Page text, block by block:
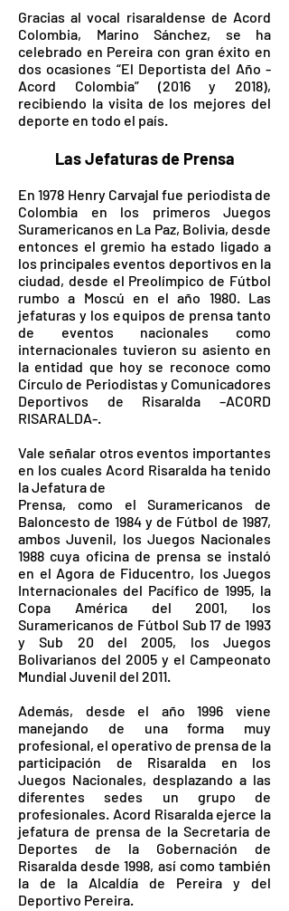
Gracias al vocal risaraldense de Acord
Colombia, Marino Sánchez, se ha
celebrado en Pereira con gran éxito en
dos ocasiones “El Deportista del Año -
Acord Colombia” (2016 y 2018),
recibiendo la visita de los mejores del
deporte en todo el país.
Las Jefaturas de Prensa
En 1978 Henry Carvajal fue periodista de
Colombia en los primeros Juegos
Suramericanos en La Paz, Bolivia, desde
entonces el gremio ha estado ligado a
los principales eventos deportivos en la
ciudad, desde el Preolímpico de Fútbol
rumbo a Moscú en el año 1980. Las
jefaturas y los equipos de prensa tanto
de eventos nacionales como
internacionales tuvieron su asiento en
la entidad que hoy se reconoce como
Círculo de Periodistas y Comunicadores
Deportivos de Risaralda –ACORD
RISARALDA-.
Vale señalar otros eventos importantes
en los cuales Acord Risaralda ha tenido
la Jefatura de
Prensa, como el Suramericanos de
Baloncesto de 1984 y de Fútbol de 1987,
ambos Juvenil, los Juegos Nacionales
1988 cuya oficina de prensa se instaló
en el Agora de Fiducentro, los Juegos
Internacionales del Pacífico de 1995, la
Copa América del 2001, los
Suramericanos de Fútbol Sub 17 de 1993
y Sub 20 del 2005, los Juegos
Bolivarianos del 2005 y el Campeonato
Mundial Juvenil del 2011.
Además, desde el año 1996 viene
manejando de una forma muy
profesional, el operativo de prensa de la
participación de Risaralda en los
Juegos Nacionales, desplazando a las
diferentes sedes un grupo de
profesionales. Acord Risaralda ejerce la
jefatura de prensa de la Secretaria de
Deportes de la Gobernación de
Risaralda desde 1998, así como también
la de la Alcaldía de Pereira y del
Deportivo Pereira.